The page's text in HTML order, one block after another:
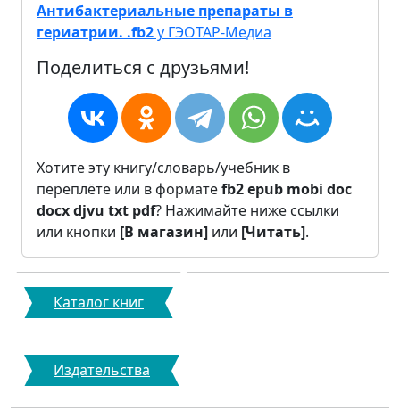
Антибактериальные препараты в
гериатрии. .fb2у ГЭОТАР-Медиа
Поделиться с друзьями!
Хотите эту книгу/словарь/учебник в
переплёте или в форматеfb2epub mobi doc
docxdjvu txt pdf? Нажимайте ниже ссылки
или кнопки [В магазин] или [Читать].
Каталог книг
Издательства